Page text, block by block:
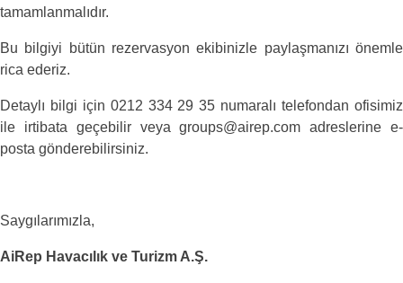
tamamlanmalıdır.
Bu bilgiyi bütün rezervasyon ekibinizle paylaşmanızı önemle
rica ederiz.
Detaylı bilgi için 0212 334 29 35 numaralı telefondan ofisimiz
ile irtibata geçebilir veya groups@airep.com adreslerine e-
posta gönderebilirsiniz.
Saygılarımızla,
AiRep Havacılık ve Turizm A.Ş.